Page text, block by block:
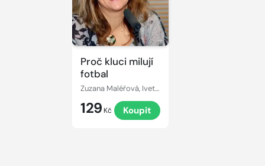
Proč kluci milují
fotbal
Zuzana Maléřová, Iveta Dušková
129 Kč Koupit